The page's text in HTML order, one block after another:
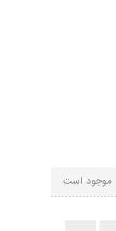
موجود است